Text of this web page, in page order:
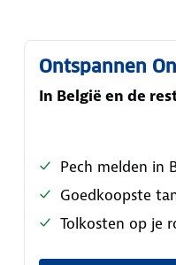
Ontspannen
In België en de
Pech melden in
Goedkoopste
Tolkosten op je